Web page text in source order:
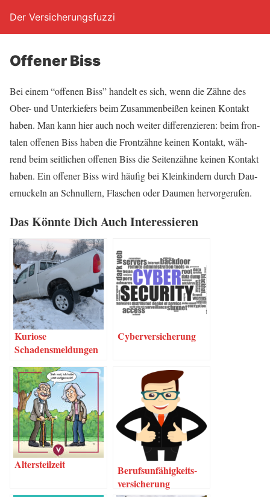
Der Versicherungsfuzzi
Offe­ner Biss
Bei einem “offe­nen Biss” han­delt es sich, wenn die Zäh­ne des
Ober- und Unter­kie­fers beim Zusam­men­bei­ßen kei­nen Kon­takt
haben. Man kann hier auch noch wei­ter dif­fe­ren­zie­ren: beim fron­
ta­len offe­nen Biss haben die Front­zäh­ne kei­nen Kon­takt, wäh­
rend beim seit­li­chen offe­nen Biss die Sei­ten­zäh­ne kei­nen Kon­takt
haben. Ein offe­ner Biss wird häu­fig bei Klein­kin­dern durch Dau­
er­nu­ckeln an Schnul­lern, Fla­schen oder Dau­men hervorgerufen.
Das Könn­te Dich Auch Interessieren
Kurio­se
Schadensmeldungen
Cyber­ver­si­che­rung
Alters­teil­zeit
Berufs­un­fä­hig­keits­
ver­si­che­rung